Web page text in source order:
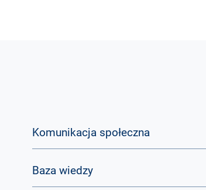
Komunikacja społeczna
Baza wiedzy